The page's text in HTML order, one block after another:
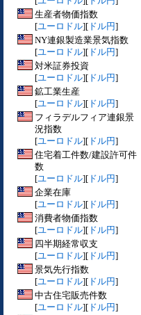
生産者物価指数
[ユーロドル][ ドル円]
NY連銀製造業景気指数
[ユーロドル][ ドル円]
対米証券投資
[ユーロドル][ ドル円]
鉱工業生産
[ユーロドル][ ドル円]
フィラデルフィア連銀景
況指数
[ユーロドル][ ドル円]
住宅着工件数/建設許可件
数
[ユーロドル][ ドル円]
企業在庫
[ユーロドル][ ドル円]
消費者物価指数
[ユーロドル][ ドル円]
四半期経常収支
[ユーロドル][ ドル円]
景気先行指数
[ユーロドル][ ドル円]
中古住宅販売件数
[ユーロドル][ ドル円]